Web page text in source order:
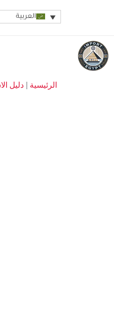
العربية
الرئيسية |دليل